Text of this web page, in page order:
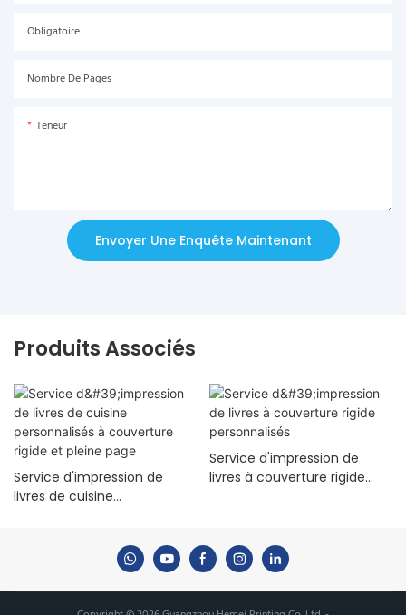
Obligatoire
Nombre De Pages
Teneur
Envoyer Une Enquête Maintenant
Produits Associés
Service d'impression de
livres de cuisine
Service d'impression de
livres à couverture rigide